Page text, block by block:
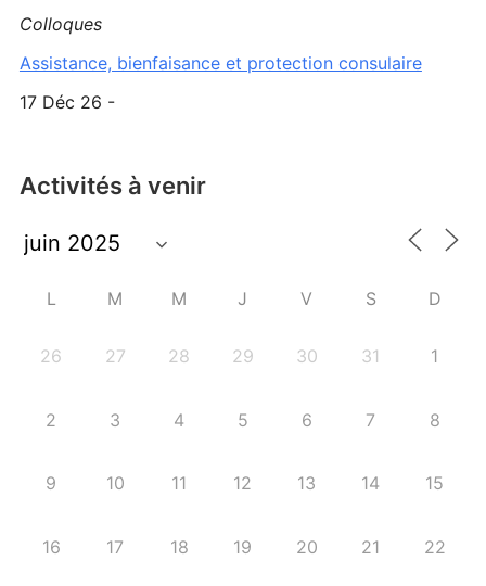
Colloques
Assistance, bienfaisance et protection consulaire
17 Déc 26 -
Activités à venir
L M M J V S D
26 27 28 29 30 31 1
2 3 4 5 6 7 8
9 10 11 12 13 14 15
16 17 18 19 20 21 22